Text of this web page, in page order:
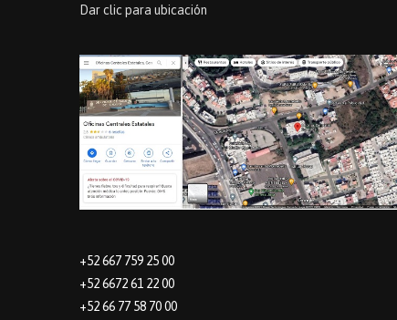
Dar clic para ubicación
+52 667 759 25 00
+52 6672 61 22 00
+52 66 77 58 70 00